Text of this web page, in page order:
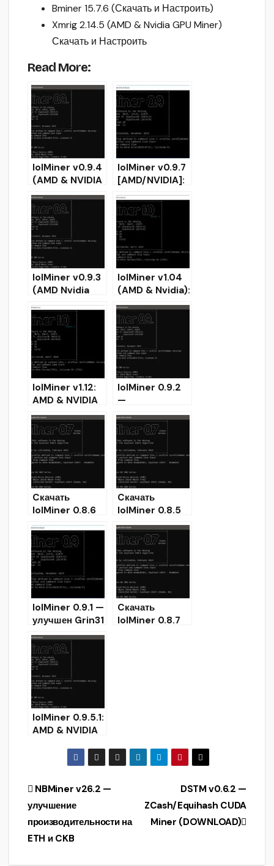
Bminer 15.7.6 (Скачать и Настроить)
Xmrig 2.14.5 (AMD & Nvidia GPU Miner)
Скачать и Настроить
Read More:
lolMiner v0.9.4
(AMD & NVIDIA
miner) —
Скачать и
Настроить
lolMiner v0.9.7
[AMD/NVIDIA]:
Equihash,
Beam, Grin
miner
(Windows/Linu
x)
lolMiner v0.9.3
(AMD Nvidia
miner) —
Скачать и
Настроить для
Windows
lolMiner v1.04
(AMD & Nvidia):
Скачать и
настроить для
Windows/Linux
lolMiner v1.12:
AMD & NVIDIA
Miner (Скачать
и Настроить)
lolMiner 0.9.2
—
Значительное
улучшение
производитель
ности GRIN
Cкачать
lolMiner 0.8.6
для Windows
(Equihash &
Grin Miner
AMD/Nvidia)
Cкачать
lolMiner 0.8.5
(Equihash &
Grin Miner)
lolMiner 0.9.1 —
улучшен Grin31
на AMD
(Скачать)
Cкачать
lolMiner 0.8.7
lolMiner 0.9.5.1:
AMD & NVIDIA
Equihash/
Cuckatoo
Windows/Linux
)
Навигация
по
записям
DSTM v0.6.2 —
ZCash/Equihash CUDA
Miner (DOWNLOAD)
NBMiner v26.2 —
улучшение
производительности на
ETH и CKB